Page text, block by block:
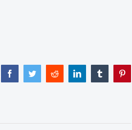
FacebookTwitterReddit LinkedIn Tumblr